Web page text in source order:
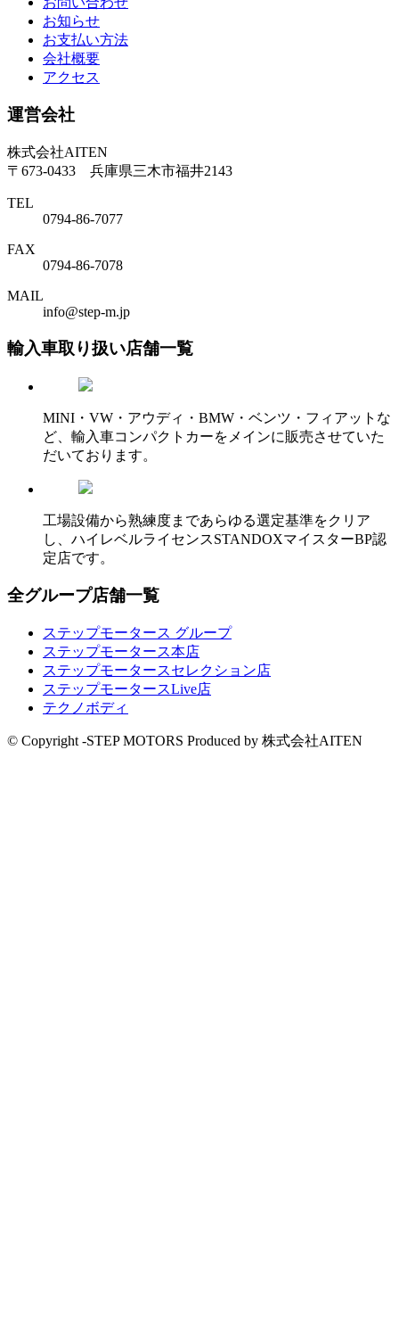
お知らせ
お支払い方法
会社概要
アクセス
運営会社
株式会社AITEN
〒673-0433 兵庫県三木市福井2143
TEL
0794-86-7077
FAX
0794-86-7078
MAIL
info@step-m.jp
輸入車取り扱い店舗一覧
MINI・VW・アウディ・BMW・ベンツ・フィアットな
ど、輸入車コンパクトカーをメインに販売させていた
だいております。
工場設備から熟練度まであらゆる選定基準をクリア
し、ハイレベルライセンスSTANDOXマイスターBP認
定店です。
全グループ店舗一覧
ステップモータース グループ
ステップモータース本店
ステップモータースセレクション店
ステップモータースLive店
テクノボディ
© Copyright -STEP MOTORS Produced by 株式会社AITEN